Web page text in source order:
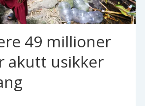
49 millioner
akutt usikker